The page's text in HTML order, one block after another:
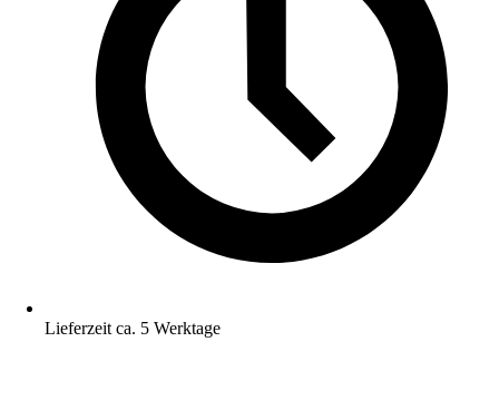
Lieferzeit ca. 5 Werktage